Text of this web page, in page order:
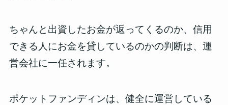
ちゃんと出資したお金が返ってくるのか、信用
できる人にお金を貸しているのかの判断は、運
営会社に一任されます。
ポケットファンディンは、 健全に運営している